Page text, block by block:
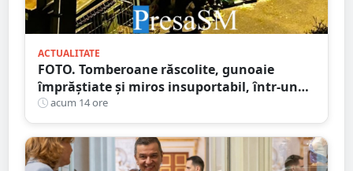
ACTUALITATE
FOTO. Tomberoane răscolite, gunoaie
împrăștiate și miros insuportabil, într-un
cartier al Sătmarului
acum 14 ore